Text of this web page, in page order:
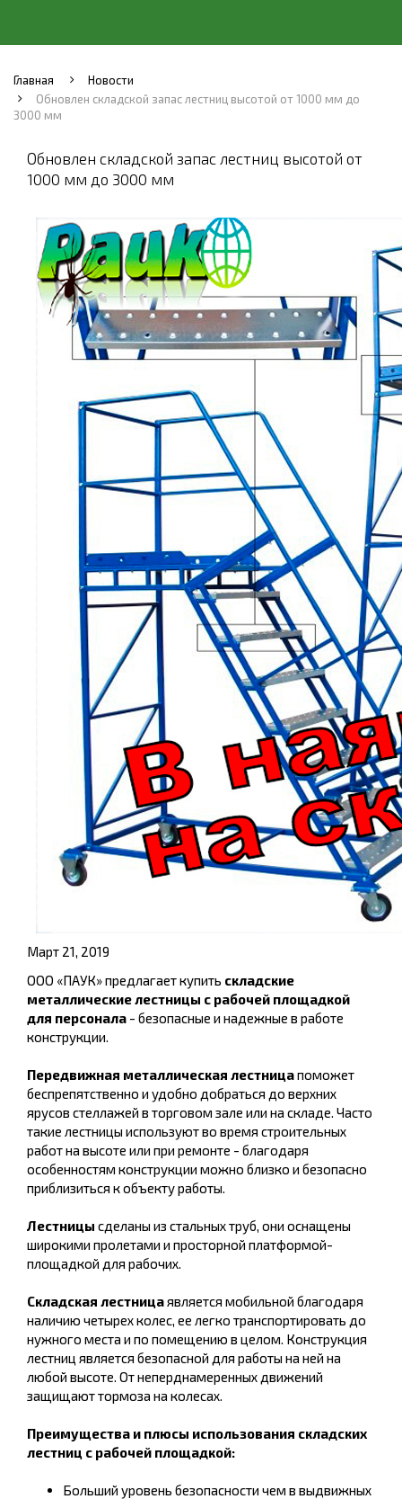
Главная
Новости
Обновлен складской запас лестниц высотой от 1000 мм до
3000 мм
Обновлен складской запас лестниц высотой от
1000 мм до 3000 мм
Март 21, 2019
ООО «ПАУК» предлагает купить складские
металлические лестницы с рабочей площадкой
для персонала - безопасные и надежные в работе
конструкции.
Передвижная металлическая лестницапоможет
беспрепятственно и удобно добраться до верхних
ярусов стеллажей в торговом зале или на складе. Часто
такие лестницы используют во время строительных
работ на высоте или при ремонте - благодаря
особенностям конструкции можно близко и безопасно
приблизиться к объекту работы.
Лестницы сделаны из стальных труб, они оснащены
широкими пролетами и просторной платформой-
площадкой для рабочих.
Складская лестницаявляется мобильной благодаря
наличию четырех колес, ее легко транспортировать до
нужного места и по помещению в целом. Конструкция
лестниц является безопасной для работы на ней на
любой высоте. От неперднамеренных движений
защищают тормоза на колесах.
Преимущества и плюсы использования складских
лестниц с рабочей площадкой:
Больший уровень безопасности чем в выдвижных